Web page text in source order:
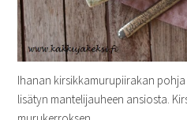
Ihanan kirsikkamurupiirakan
lisätyn mantelijauheen ansiosta.